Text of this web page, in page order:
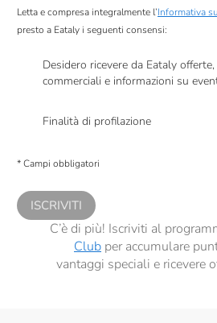
Letta e compresa integralmente l’Informativa
presto a Eataly i seguenti consensi:
Desidero ricevere da Eataly
commerciali e informazioni su
Finalità di profilazione
comunicazioni commerciali personalizzate, in
* Campi obbligatori
ISCRIVITI
C’è di più! Iscriviti al
Clubper accumulare
vantaggi speciali e ricevere